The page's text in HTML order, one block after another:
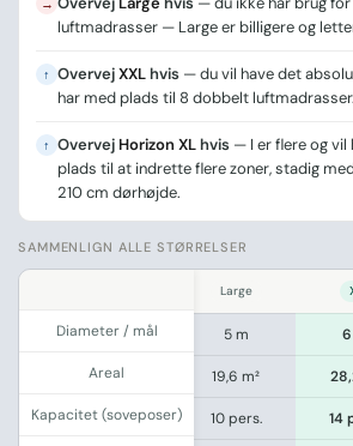
luftmadrasser — Large er billigere og
↑ OvervejXXLhvis — du vil have det
har med plads til 8 dobbelt luftmadrasser.
↑ Overvej Horizon XLhvis — I er flere og vil
plads til at indrette flere zoner, stadig
210 cm dørhøjde.
SAMMENLIGN ALLE STØRRELSER
Diameter / mål
Areal
Kapacitet (soveposer)
Large
4 m 5 m
12,5 m² 19,6 m²
8 pers. 10 pers. 14